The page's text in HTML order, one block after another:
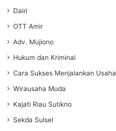
Dairi
OTT Amir
Adv. Mujiono
Hukum dan Kriminal
Cara Sukses Menjalankan Usaha
Wirausaha Muda
Kajati Riau Sutikno
Sekda Sulsel